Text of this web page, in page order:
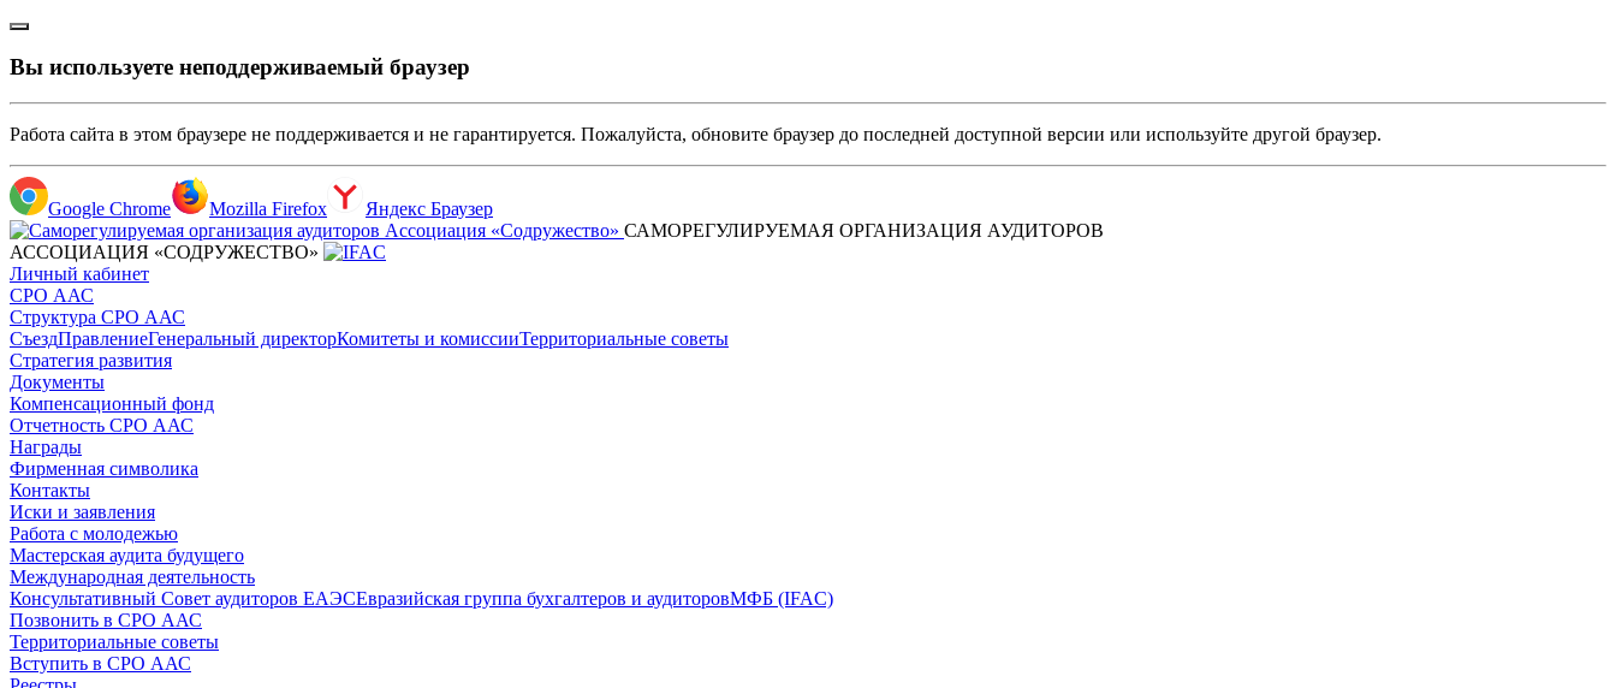
Вы используете неподдерживаемый браузер
Работа сайта в этом браузере не поддерживается и не гарантируется. Пожалуйста, обновите браузер до последней доступной версии или используйте другой браузер.
Google Chrome Mozilla Firefox
Яндекс Браузер
САМОРЕГУЛИРУЕМАЯ ОРГАНИЗАЦИЯ АУДИТОРОВ
АССОЦИАЦИЯ «СОДРУЖЕСТВО»
Личный кабинет
СРО ААС
Структура СРО ААС
СъездПравлениеГенеральный директорКомитеты и комиссииТерриториальные советы
Стратегия развития
Документы
Компенсационный фонд
Отчетность СРО ААС
Награды
Фирменная символика
Контакты
Иски и заявления
Работа с молодежью
Мастерская аудита будущего
Международная деятельность
Консультативный Совет аудиторов ЕАЭСЕвразийская группа бухгалтеров и аудиторовМФБ (IFAC)
Позвонить в СРО ААС
Территориальные советы
Вступить в СРО ААС